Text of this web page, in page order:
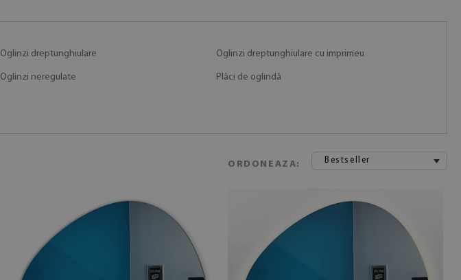
Oglinzi dreptunghiulare Oglinzi dreptunghiulare cu imprimeu
Oglinzi neregulate Plăci de oglindă
ORDONEAZA: Bestseller